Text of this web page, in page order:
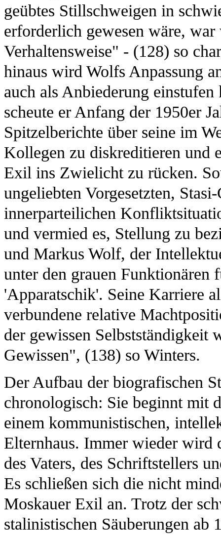
geübtes Stillschweigen in
erforderlich gewesen wäre,
Verhaltensweise" - (128) so
hinaus wird Wolfs Anpassung
auch als Anbiederung
scheute er Anfang der 1950er
Spitzelberichte über seine im
Kollegen zu diskreditieren und
Exil ins Zwielicht zu rücken.
ungeliebten Vorgesetzten,
innerparteilichen
und vermied es, Stellung zu
und Markus Wolf, der
unter den grauen Funktionären
'Apparatschik'. Seine Karriere
verbundene relative
der gewissen Selbstständigkeit
Gewissen", (138) so Winters.
Der Aufbau der biografischen
chronologisch: Sie beginnt mit
einem kommunistischen,
Elternhaus. Immer wieder wird
des Vaters, des Schriftstellers
Es schließen sich die nicht
Moskauer Exil an. Trotz der
stalinistischen Säuberungen